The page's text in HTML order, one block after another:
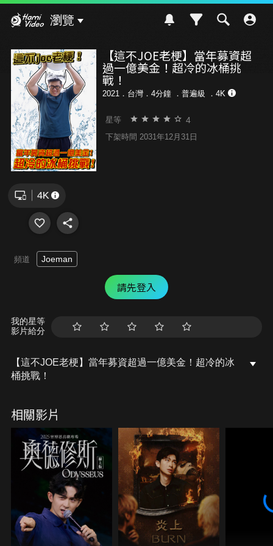
瀏覽
【這不JOE老梗】當年募資超
過一億美金！超冷的冰桶挑
戰！
2021．台灣．4分鐘 ． 普遍級 ．4K
星等 4
下架時間 2031年12月31日
頻道 Joeman
請先登入
我的星等
影片給分
【這不JOE老梗】當年募資超過一億美金！超冷的冰
桶挑戰！
相關影片